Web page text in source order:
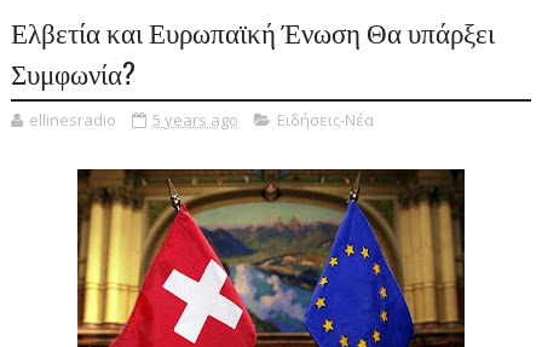
Ελβετία και Ευρωπαϊκή Ένωση Θα υπάρξει
Συμφωνία?
ellinesradio 5 years ago Ειδήσεις-Νέα